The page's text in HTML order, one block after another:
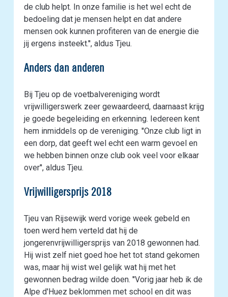
de club helpt. In onze familie is het wel echt de
bedoeling dat je mensen helpt en dat andere
mensen ook kunnen profiteren van de energie die
jij ergens insteekt.'', aldus Tjeu.
Anders dan anderen
Bij Tjeu op de voetbalvereniging wordt
vrijwilligerswerk zeer gewaardeerd, daarnaast krijg
je goede begeleiding en erkenning. Iedereen kent
hem inmiddels op de vereniging. ''Onze club ligt in
een dorp, dat geeft wel echt een warm gevoel en
we hebben binnen onze club ook veel voor elkaar
over'', aldus Tjeu.
Vrijwilligersprijs 2018
Tjeu van Rijsewijk werd vorige week gebeld en
toen werd hem verteld dat hij de
jongerenvrijwilligersprijs van 2018 gewonnen had.
Hij wist zelf niet goed hoe het tot stand gekomen
was, maar hij wist wel gelijk wat hij met het
gewonnen bedrag wilde doen. ''Vorig jaar heb ik de
Alpe d'Huez beklommen met school en dit was